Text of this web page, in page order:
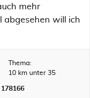
mehr
abgesehen will ich
Thema:
10 km unter 35
178166